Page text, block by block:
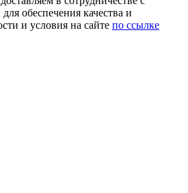
обеспечения качества и
и условия на сайте по ссылке